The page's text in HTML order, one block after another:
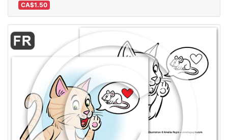
CA$1.50